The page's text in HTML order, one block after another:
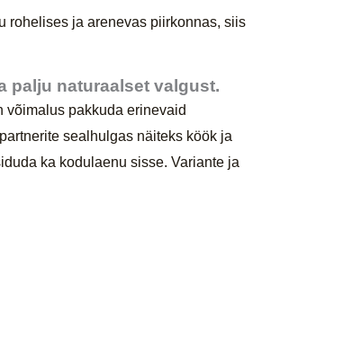
rohelises ja arenevas piirkonnas, siis
palju naturaalset valgust.
võimalus pakkuda erinevaid
sealhulgas näiteks köök ja
ka kodulaenu sisse. Variante ja